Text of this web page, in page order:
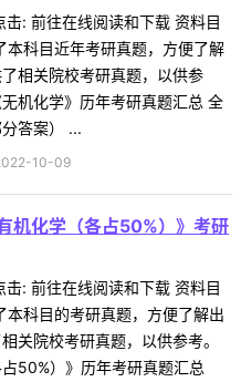
: 前往在线阅读和下载 资料目
本科目近年考研真题，方便了解
相关院校考研真题，以供参
机化学》历年考研真题汇总 全
答案） ...
10-09
机化学（各占50%）》考研
: 前往在线阅读和下载 资料目
科目的考研真题，方便了解出
关院校考研真题，以供参考。
50%）》历年考研真题汇总